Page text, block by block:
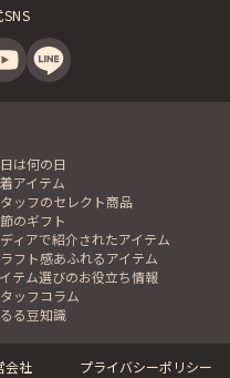
は何の日
アイテム
ッフのセレクト商品
のギフト
ィアで紹介されたアイテム
フト感あふれるアイテム
テム選びのお役立ち情報
ッフコラム
る豆知識
会社 プライバシーポリシー